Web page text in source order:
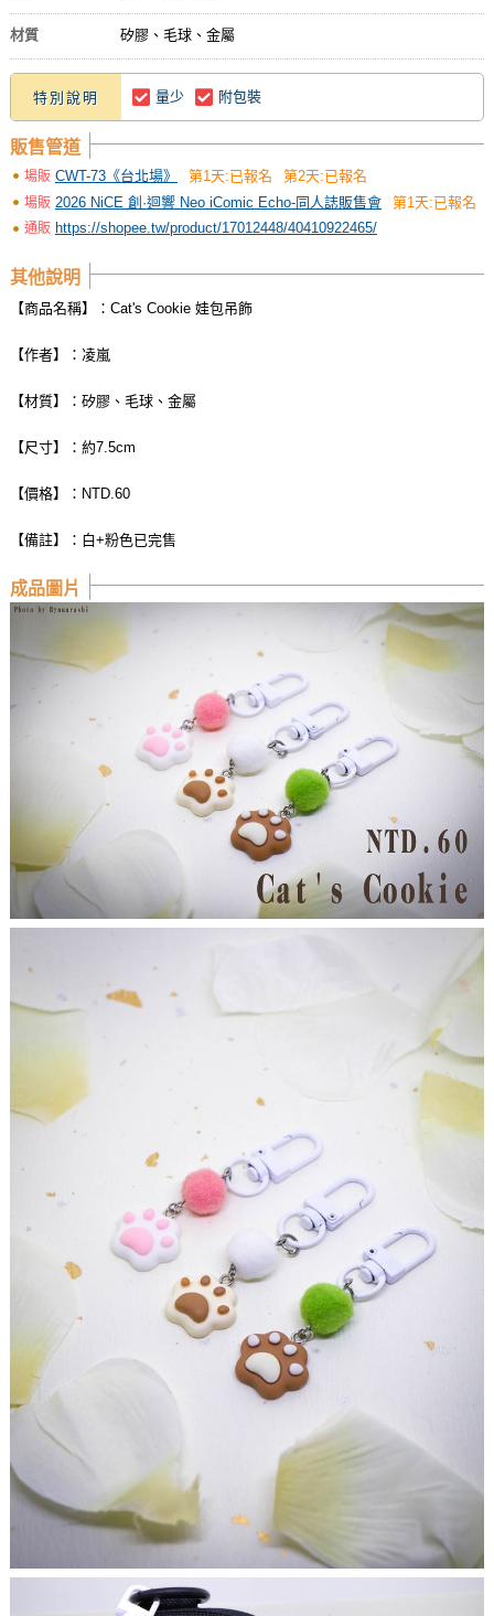
材質 矽膠、毛球、金屬
特別說明 量少 附包裝
販售管道
場販 CWT-73《台北場》 第1天:已報名 第2天:已報名
場販 2026 NiCE 創·迴響 Neo iComic Echo-同人誌販售會 第1天:已報名
通販 https://shopee.tw/product/17012448/40410922465/
其他說明
【商品名稱】：Cat's Cookie 娃包吊飾
【作者】：凌嵐
【材質】：矽膠、毛球、金屬
【尺寸】：約7.5cm
【價格】：NTD.60
【備註】：白+粉色已完售
成品圖片